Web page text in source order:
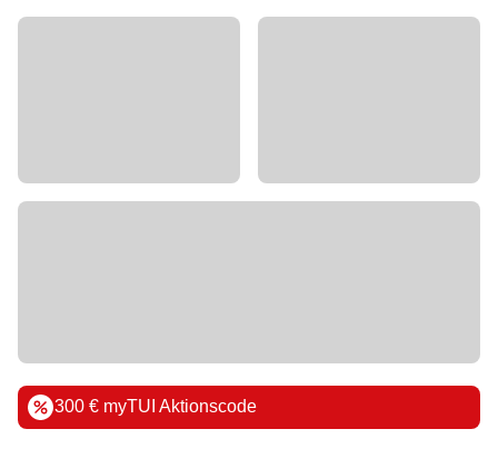
300 € myTUI Aktionscode